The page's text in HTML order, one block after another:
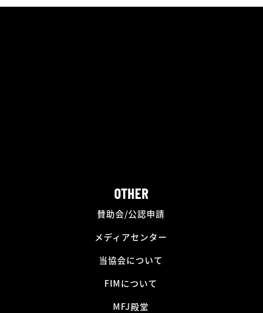
OTHER
賛助会/公認申請
メディアセンター
当協会について
FIMについて
MFJ殿堂